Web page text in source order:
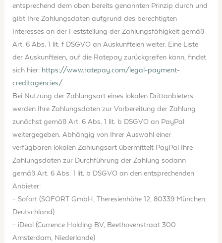
entsprechend dem oben bereits genannten Prinzip durch und
gibt Ihre Zahlungsdaten aufgrund des berechtigten
Interesses an der Feststellung der Zahlungsfähigkeit gemäß
Art. 6 Abs. 1 lit. f DSGVO an Auskunfteien weiter. Eine Liste
der Auskunfteien, auf die Ratepay zurückgreifen kann, findet
sich hier: https://www.ratepay.com/legal-payment-
creditagencies/
Bei Nutzung der Zahlungsart eines lokalen Drittanbieters
werden Ihre Zahlungsdaten zur Vorbereitung der Zahlung
zunächst gemäß Art. 6 Abs. 1 lit. b DSGVO an PayPal
weitergegeben. Abhängig von Ihrer Auswahl einer
verfügbaren lokalen Zahlungsart übermittelt PayPal Ihre
Zahlungsdaten zur Durchführung der Zahlung sodann
gemäß Art. 6 Abs. 1 lit. b DSGVO an den entsprechenden
Anbieter:
– Sofort (SOFORT GmbH, Theresienhöhe 12, 80339 München,
Deutschland)
– iDeal (Currence Holding BV, Beethovenstraat 300
Amsterdam, Niederlande)